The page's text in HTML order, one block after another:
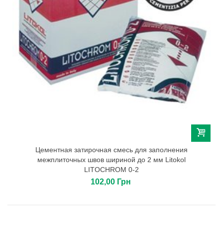
Цементная затирочная смесь для заполнения
межплиточных швов шириной до 2 мм Litokol
LITOCHROM 0-2
102,00 Грн